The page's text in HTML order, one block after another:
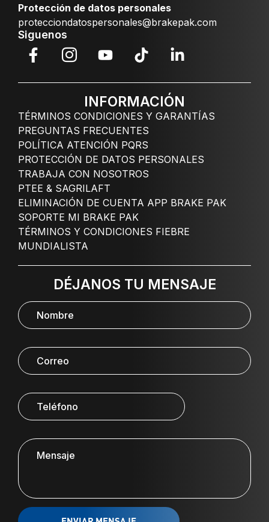
Protección de datos personales
protecciondatospersonales@brakepak.com
Siguenos
INFORMACIÓN
TÉRMINOS CONDICIONES Y GARANTÍAS
PREGUNTAS FRECUENTES
POLÍTICA ATENCIÓN PQRS
PROTECCIÓN DE DATOS PERSONALES
TRABAJA CON NOSOTROS
PTEE & SAGRILAFT
ELIMINACIÓN DE CUENTA APP BRAKE PAK
SOPORTE MI BRAKE PAK
TÉRMINOS Y CONDICIONES FIEBRE
MUNDIALISTA
DÉJANOS TU MENSAJE